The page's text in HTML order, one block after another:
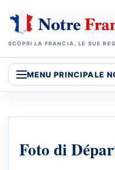
SCOPRI LA FRANCIA, LE SUE
MENU PRINCIPALE
Foto di